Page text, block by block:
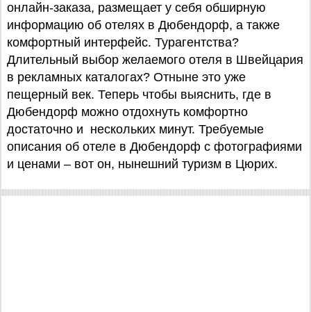
онлайн-заказа, размещает у себя обширную
информацию об отелях в Дюбендорф, а также
комфортный интерфейс. Турагентства?
Длительный выбор желаемого отеля в Швейцария
в рекламных каталогах? Отныне это уже
пещерный век. Теперь чтобы выяснить, где в
Дюбендорф можно отдохнуть комфортно
достаточно и нескольких минут. Требуемые
описания об отеле в Дюбендорф с фотографиями
и ценами – вот он, нынешний туризм в Цюрих.